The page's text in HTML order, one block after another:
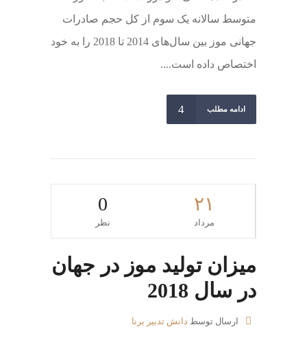
متوسط سالانه یک سوم از کل حجم صادرات
جهانی موز بین سال‌های 2014 تا 2018 را به خود
اختصاص داده است....
ادامه مطلب
۲۱
مرداد
0
نظر
میزان تولید موز در جهان
در سال 2018
ارسال توسط دانش تدبیر برنا